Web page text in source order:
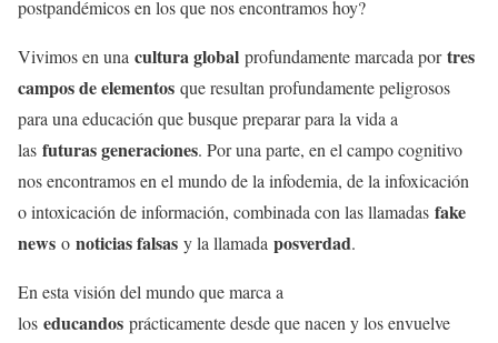
postpandémicos en los que nos encontramos hoy?
Vivimos en una cultura global profundamente marcada portres
campos de elementos que resultan profundamente peligrosos
para una educación que busque preparar para la vida a
las futuras generaciones. Por una parte, en el campo cognitivo
nos encontramos en el mundo de la infodemia, de la infoxicación
o intoxicación de información, combinada con las llamadas fake
news o noticias falsas y la llamada posverdad.
En esta visión del mundo que marca a
los educandos prácticamente desde que nacen y los envuelve